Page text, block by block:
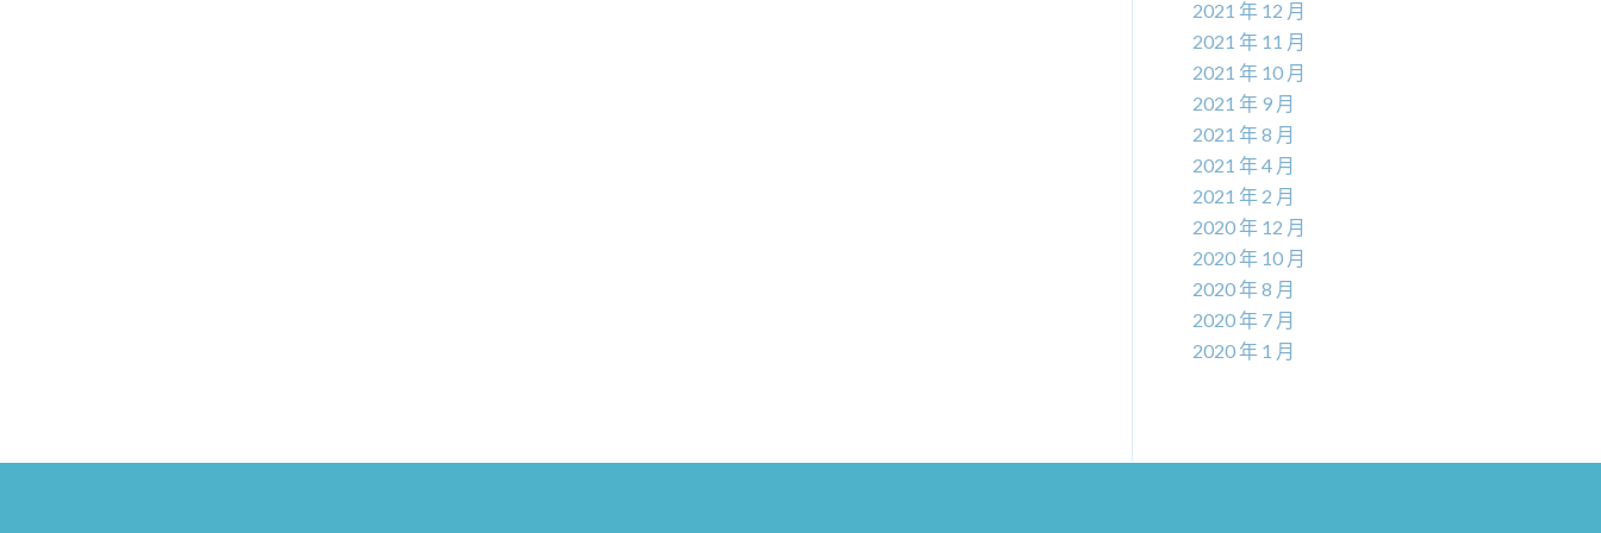
2021 年 12 月
2021 年 11 月
2021 年 10 月
2021 年 9 月
2021 年 8 月
2021 年 4 月
2021 年 2 月
2020 年 12 月
2020 年 10 月
2020 年 8 月
2020 年 7 月
2020 年 1 月